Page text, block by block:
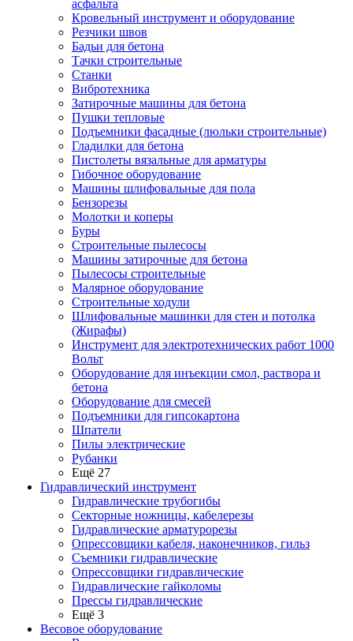
асфальта
Кровельный инструмент и оборудование
Резчики швов
Бадьи для бетона
Тачки строительные
Станки
Вибротехника
Затирочные машины для бетона
Пушки тепловые
Подъемники фасадные (люльки строительные)
Гладилки для бетона
Пистолеты вязальные для арматуры
Гибочное оборудование
Машины шлифовальные для пола
Бензорезы
Молотки и коперы
Буры
Строительные пылесосы
Машины затирочные для бетона
Пылесосы строительные
Малярное оборудование
Строительные ходули
Шлифовальные машинки для стен и потолка
(Жирафы)
Инструмент для электротехнических работ 1000
Вольт
Оборудование для инъекции смол, раствора и
бетона
Оборудование для смесей
Подъемники для гипсокартона
Шпатели
Пилы электрические
Рубанки
Ещё 27
Гидравлический инструмент
Гидравлические трубогибы
Секторные ножницы, кабелерезы
Гидравлические арматурорезы
Опрессовщики кабеля, наконечников, гильз
Съемники гидравлические
Опрессовщики гидравлические
Гидравлические гайколомы
Прессы гидравлические
Ещё 3
Весовое оборудование